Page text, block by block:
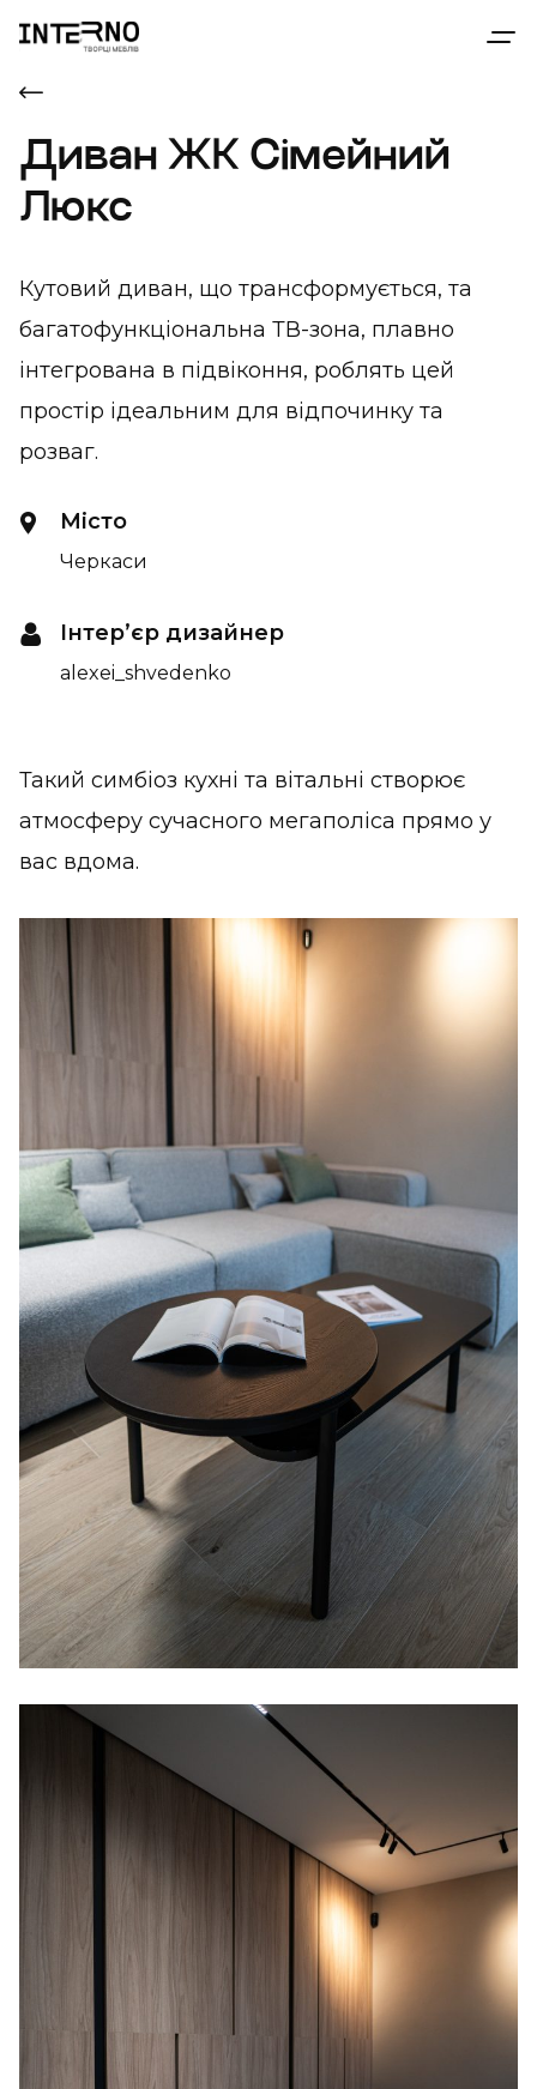
Диван ЖК Сімейний
Люкс
Кутовий диван, що трансформується, та
багатофункціональна ТВ-зона, плавно
інтегрована в підвіконня, роблять цей
простір ідеальним для відпочинку та
розваг.
Місто
Черкаси
Інтер’єр дизайнер
alexei_shvedenko
Такий симбіоз кухні та вітальні створює
атмосферу сучасного мегаполіса прямо у
вас вдома.